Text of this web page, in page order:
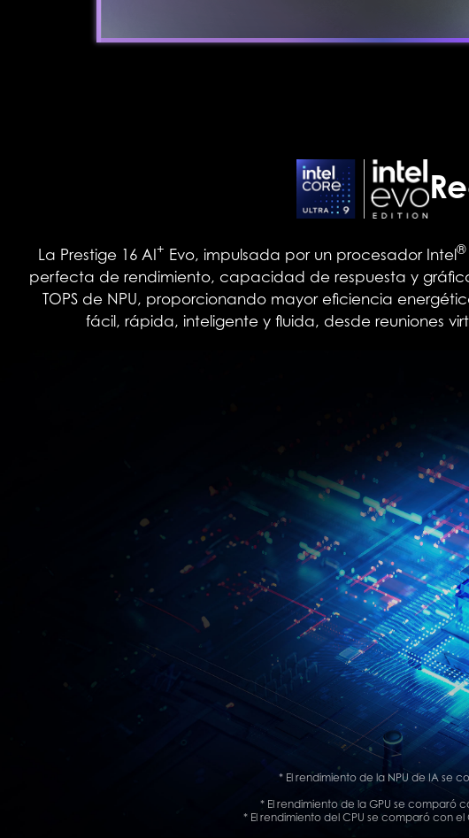
La Prestige 16 AI+ Evo, impulsada por un procesador Intel®
perfecta de rendimiento, capacidad de respuesta y
TOPS de NPU, proporcionando mayor eficiencia
fácil, rápida, inteligente y fluida, desde reuniones
* El rendimiento de la NPU de IA se
* El rendimiento de la GPU se comparó
* El rendimiento del CPU se comparó con